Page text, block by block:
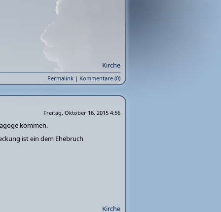
Kirche
Permalink | Kommentare (0)
Freitag, Oktober 16, 2015 4:56
kommen.
ist ein dem Ehebruch
Kirche